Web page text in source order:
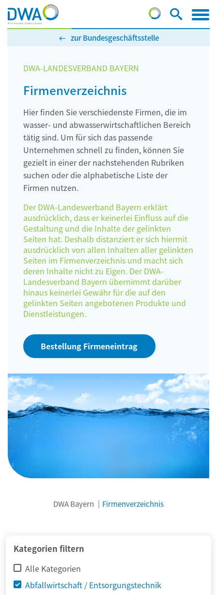
zur Bundesgeschäftsstelle
DWA-LANDESVERBAND BAYERN
Firmenverzeichnis
Hier finden Sie verschiedenste Firmen, die im
wasser- und abwasserwirtschaftlichen Bereich
tätig sind. Um für sich das passende
Unternehmen schnell zu finden, können Sie
gezielt in einer der nachstehenden Rubriken
suchen oder die alphabetische Liste der
Firmen nutzen.
Der DWA-Landesverband Bayern erklärt
ausdrücklich, dass er keinerlei Einfluss auf die
Gestaltung und die Inhalte der gelinkten
Seiten hat. Deshalb distanziert er sich hiermit
ausdrücklich von allen Inhalten aller gelinkten
Seiten im Firmenverzeichnis und macht sich
deren Inhalte nicht zu Eigen. Der DWA-
Landesverband Bayern übernimmt darüber
hinaus keinerlei Gewähr für die auf den
gelinkten Seiten angebotenen Produkte und
Dienstleistungen.
Bestellung Firmeneintrag
DWA Bayern Firmenverzeichnis
Kategorien filtern
Alle Kategorien
Abfallwirtschaft / Entsorgungstechnik